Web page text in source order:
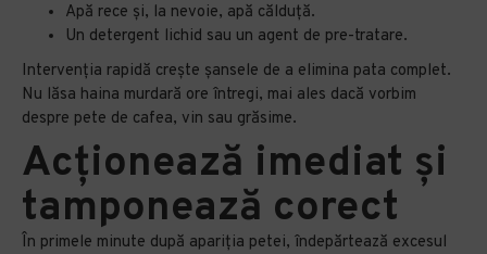
Apă rece și, la nevoie, apă călduță.
Un detergent lichid sau un agent de pre-tratare.
Intervenția rapidă crește șansele de a elimina pata complet.
Nu lăsa haina murdară ore întregi, mai ales dacă vorbim
despre pete de cafea, vin sau grăsime.
Acționează imediat și
tamponează corect
În primele minute după apariția petei, îndepărtează excesul